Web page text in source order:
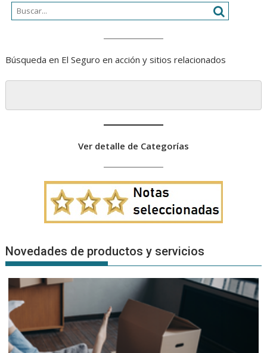
Búsqueda en El Seguro en acción y sitios relacionados
Ver detalle de Categorías
Novedades de productos y servicios